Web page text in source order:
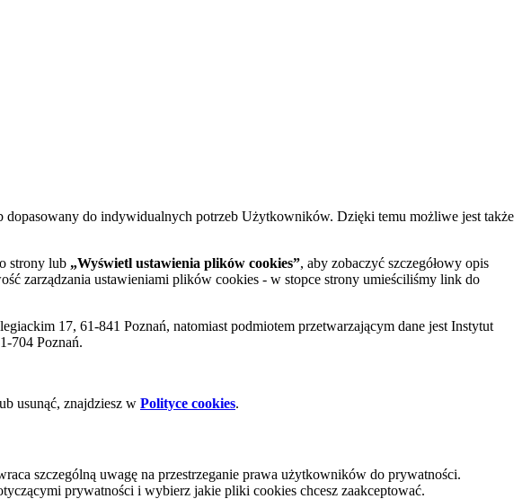
do indywidualnych potrzeb Użytkowników. Dzięki temu możliwe jest także
strony lub „Wyświetl ustawienia plików cookies”, aby zobaczyć szczegółowy opis
zarządzania ustawieniami plików cookies - w stopce strony umieściliśmy link do
17, 61-841 Poznań, natomiast podmiotem przetwarzającym dane jest Instytut
704 Poznań.
usunąć, znajdziesz w Polityce cookies.
szczególną uwagę na przestrzeganie prawa użytkowników do prywatności.
prywatności i wybierz jakie pliki cookies chcesz zaakceptować.